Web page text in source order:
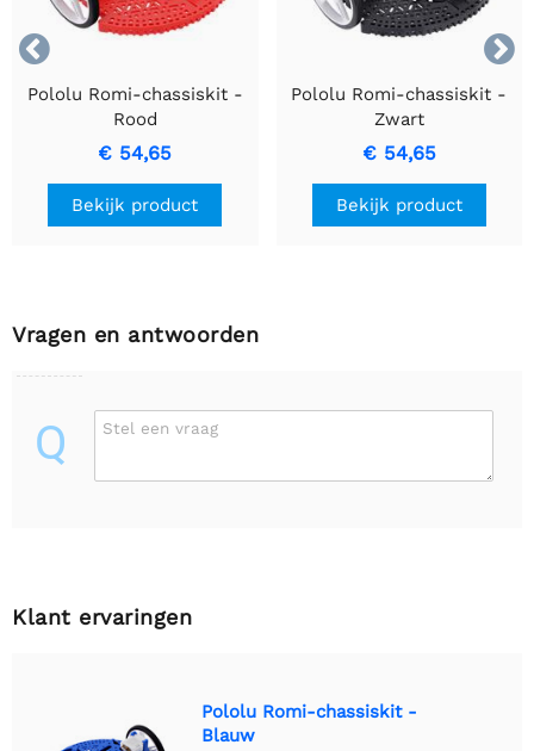


Pololu Romi-chassiskit -
Rood
€ 54,65
Bekijk product
Pololu Romi-chassiskit -
Zwart
€ 54,65
Bekijk product
Vragen en antwoorden
Q Stel een vraag
Klant ervaringen
Pololu Romi-chassiskit -
Blauw